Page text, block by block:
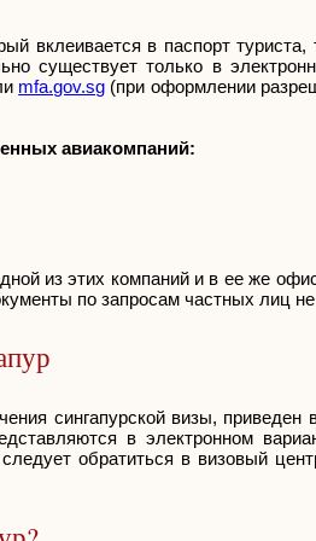
вклеивается в паспорт
существует только в
mfa.gov.sg (при оформлении
авиакомпаний:
из этих компаний и в ее же
по запросам частных лиц
сингапурской визы, приведен
в электронном
обратиться в визовый